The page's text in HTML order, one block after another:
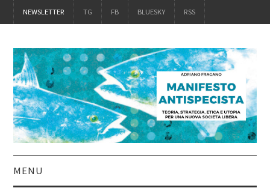
NEWSLETTER TG FB BLUESKY RSS
MENU